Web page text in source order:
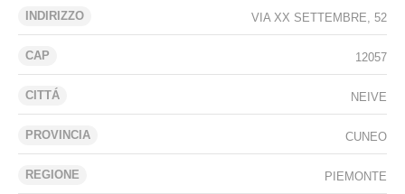
INDIRIZZO VIA XX SETTEMBRE, 52
CAP 12057
CITTÁ NEIVE
PROVINCIA CUNEO
REGIONE PIEMONTE